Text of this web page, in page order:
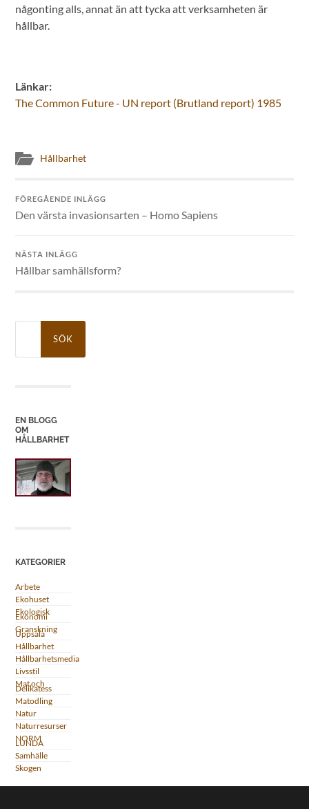
någonting alls, annat än att tycka att verksamheten är
hållbar.
Länkar:
The Common Future - UN report (Brutland report) 1985
Hållbarhet
FÖREGÅENDE INLÄGG
Den värsta invasionsarten – Homo Sapiens
NÄSTA INLÄGG
Hållbar samhällsform?
EN BLOGG
OM
HÅLLBARHET
KATEGORIER
Arbete
Ekohuset
Ekologisk
Ekonomi
Granskning
Uppsala
Hållbarhet
Hållbarhetsmedia
Livsstil
Mat och
Delikatess
Matodling
Natur
Naturresurser
NORM
LUNDA
Samhälle
Skogen